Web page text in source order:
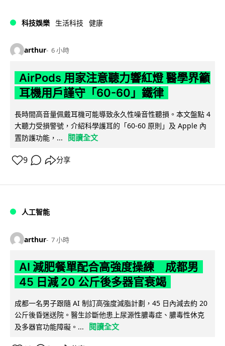
科技娛樂 生活科技 健康
arthur 6 小時
AirPods 用家注意聽力響紅燈 醫學界籲
耳機用戶謹守「60-60」鐵律
長時間高音量佩戴耳機可能導致永久性噪音性聽損。本文盤點 4
大聽力受損警號，介紹科學護耳的「60-60 原則」及 Apple 內
置防護功能，...
閱讀全文
9 分享
人工智能
arthur 7 小時
AI 減肥餐單配合高強度操練 成都男
45 日減 20 公斤後多器官衰竭
成都一名男子跟隨 AI 制訂高強度減脂計劃，45 日內減去約 20
公斤後昏迷送院。醫生診斷他患上尿源性膿毒症、膿毒性休克
及多器官功能障礙。...
閱讀全文